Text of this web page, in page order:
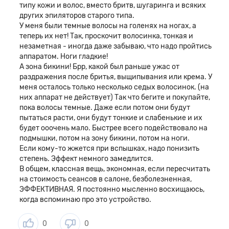
Таким образом, меланин поглощает свет, энергия которой
переходит в тепловую. Волосяные луковицы нагреваются,
после чего волосы выпадают естественным путем.
Модель дополнена специальным датчиком, который
определяет тон кожи. Эта процедура выполняется
автоматически, а сам датчик функционирует, как перед
работой, так и во время. Сенсор не срабатывает, если
прибор прилегает к телу неплотно.
Приложение
Пользователь может скачать приложение на русском языке
на смартфон через App Store или Google Play. Оно
запоминает дату, когда проводилась эпиляция, и
высчитывает, когда нужно провести следующую процедуру.
Программа интуитивно-понятная и простая. Здесь можно
увидеть не только расписание, но и советы по
эксплуатации.
типу кожи и волос, вместо бритв, шугаринга и всяких
других эпиляторов старого типа.
У меня были темные волосы на голенях на ногах, а
теперь их нет! Так, проскочит волосинка, тонкая и
незаметная - иногда даже забываю, что надо пройтись
аппаратом. Ноги гладкие!
А зона бикини! Брр, какой был раньше ужас от
раздражения после бритья, выщипывания или крема. У
меня осталось только несколько седых волосинок. (на
них аппарат не действует) Так что бегите и покупайте,
пока волосы темные. Даже если потом они будут
пытаться расти, они будут тонкие и слабенькие и их
будет ооочень мало. Быстрее всего подействовало на
подмышки, потом на зону бикини, потом на ноги.
Если кому-то жжется при вспышках, надо понизить
степень. Эффект немного замедлится.
В общем, классная вещь, экономная, если пересчитать
на стоимость сеансов в салоне, безболезненная,
ЭФФЕКТИВНАЯ. Я постоянно мысленно восхищаюсь,
когда вспоминаю про это устройство.
0 0